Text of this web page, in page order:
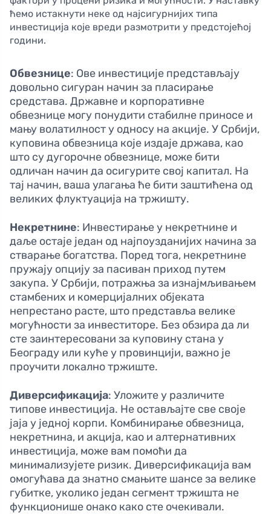
ћемо истакнути неке од најсигурнијих типа
инвестиција које вреди размотрити у предстојећој
години.
Обвезнице: Ове инвестиције представљају
довольно сигуран начин за пласирање
средстава. Државне и корпоративне
обвезнице могу понудити стабилне приносе и
мању волатилност у односу на акције. У Србији,
куповина обвезница које издаје држава, као
што су дугорочне обвезнице, може бити
одличан начин да осигурите свој капитал. На
тај начин, ваша улагања ће бити заштићена од
великих флуктуација на тржишту.
Некретнине: Инвестирање у некретнине и
даље остаје један од најпоузданијих начина за
стварање богатства. Поред тога, некретнине
пружају опцију за пасиван приход путем
закупа. У Србији, потражња за изнајмљивањем
стамбених и комерцијалних објеката
непрестано расте, што представља велике
могућности за инвеститоре. Без обзира да ли
сте заинтересовани за куповину стана у
Београду или куће у провинцији, важно је
проучити локално тржиште.
Диверсификација: Уложите у различите
типове инвестиција. Не остављајте све своје
јаја у једној корпи. Комбинирање обвезница,
некретнина, и акција, као и алтернативних
инвестиција, може вам помоћи да
минимализујете ризик. Диверсификација вам
омогућава да знатно смањите шансе за велике
губитке, уколико један сегмент тржишта не
функционише онако како сте очекивали.